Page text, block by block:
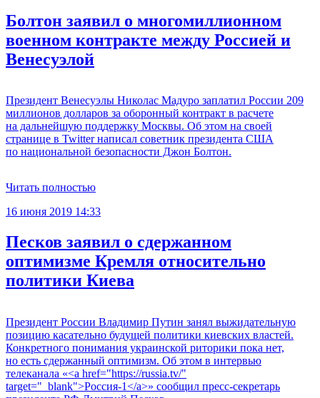
Болтон заявил о многомиллионном
военном контракте между Россией и
Венесуэлой
Президент Венесуэлы Николас Мадуро заплатил России 209
миллионов долларов за оборонный контракт в расчете
на дальнейшую поддержку Москвы. Об этом на своей
странице в Twitter написал советник президента США
по национальной безопасности Джон Болтон.
Читать полностью
16 июня 2019 14:33
Песков заявил о сдержанном
оптимизме Кремля относительно
политики Киева
Президент России Владимир Путин занял выжидательную
позицию касательно будущей политики киевских властей.
Конкретного понимания украинской риторики пока нет,
но есть сдержанный оптимизм. Об этом в интервью
телеканала «<a href="https://russia.tv/"
target="_blank">Россия-1</a>» сообщил пресс-секретарь